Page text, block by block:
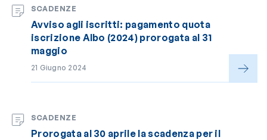
SCADENZE
Avviso agli iscritti: pagamento quota
iscrizione Albo (2024) prorogata al 31
maggio
21 Giugno 2024
SCADENZE
Prorogata al 30 aprile la scadenza per il